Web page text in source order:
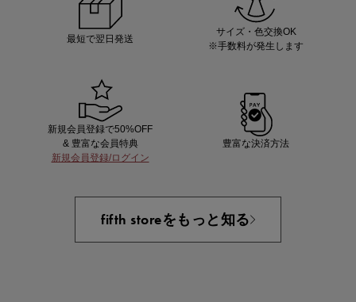
最短で翌日発送
サイズ・色交換OK
※手数料が発生します
新規会員登録で50%OFF
& 豊富な会員特典
新規会員登録/ログイン
豊富な決済方法
fifth storeをもっと知る